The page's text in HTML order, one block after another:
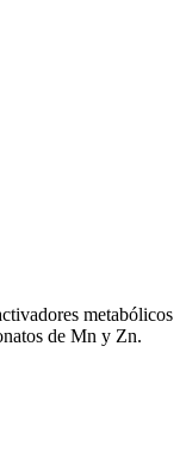
metabólicos
de Mn y Zn.